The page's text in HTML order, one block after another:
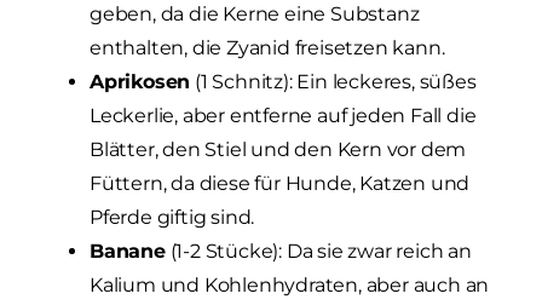
geben, da die Kerne eine Substanz
enthalten, die Zyanid freisetzen kann.
Aprikosen (1 Schnitz): Ein leckeres, süßes
Leckerlie, aber entferne auf jeden Fall die
Blätter, den Stiel und den Kern vor dem
Füttern, da diese für Hunde, Katzen und
Pferde giftig sind.
Banane(1-2 Stücke): Da sie zwar reich an
Kalium und Kohlenhydraten, aber auch an